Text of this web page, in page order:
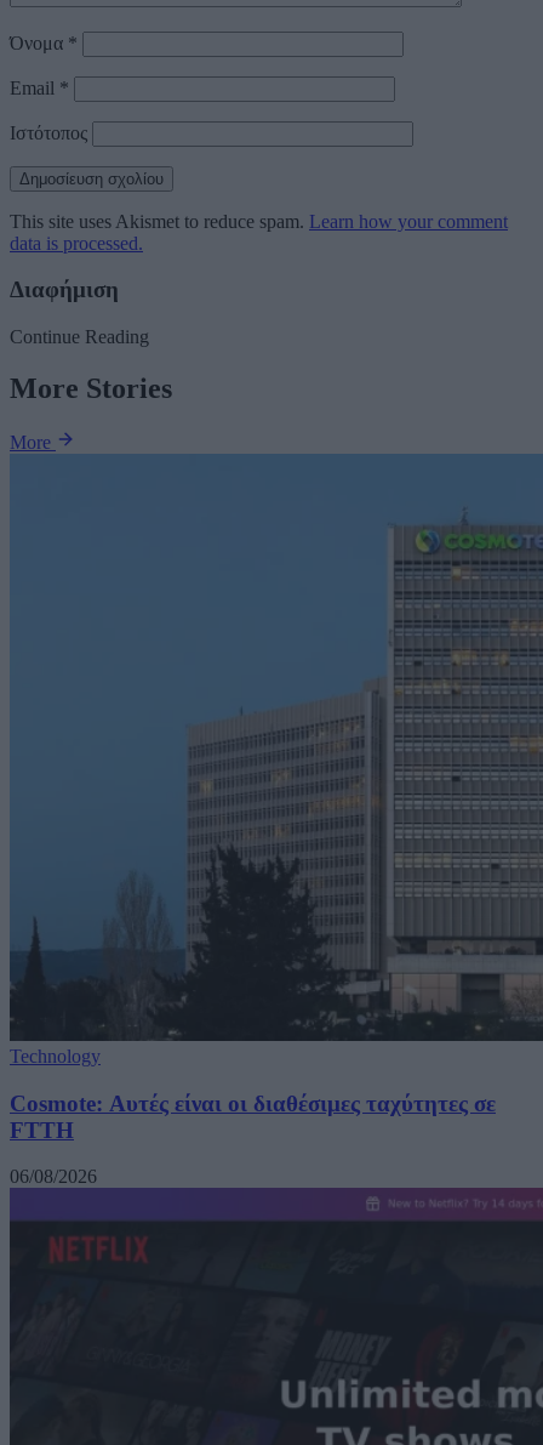
Όνομα *
Email *
Ιστότοπος
This site uses Akismet to reduce spam. Learn how your comment
data is processed.
Διαφήμιση
Continue Reading
More Stories
More
Technology
Cosmote: Αυτές είναι οι διαθέσιμες ταχύτητες σε
FTTH
06/08/2026